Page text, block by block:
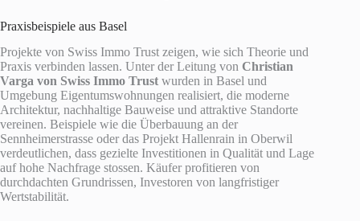
Praxisbeispiele aus Basel
Projekte von Swiss Immo Trust zeigen, wie sich Theorie und
Praxis verbinden lassen. Unter der Leitung von Christian
Varga von Swiss Immo Trust wurden in Basel und
Umgebung Eigentumswohnungen realisiert, die moderne
Architektur, nachhaltige Bauweise und attraktive Standorte
vereinen. Beispiele wie die Überbauung an der
Sennheimerstrasse oder das Projekt Hallenrain in Oberwil
verdeutlichen, dass gezielte Investitionen in Qualität und Lage
auf hohe Nachfrage stossen. Käufer profitieren von
durchdachten Grundrissen, Investoren von langfristiger
Wertstabilität.